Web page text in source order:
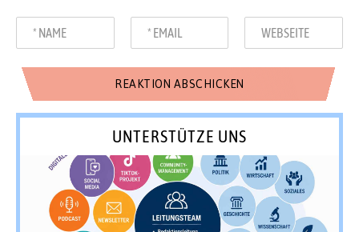
UNTERSTÜTZE UNS